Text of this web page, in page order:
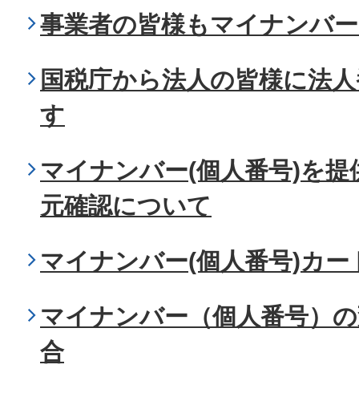
事業者の皆様もマイナンバ
国税庁から法人の皆様に法
す
マイナンバー(個人番号)を
元確認について
マイナンバー(個人番号)カー
マイナンバー（個人番号）
合